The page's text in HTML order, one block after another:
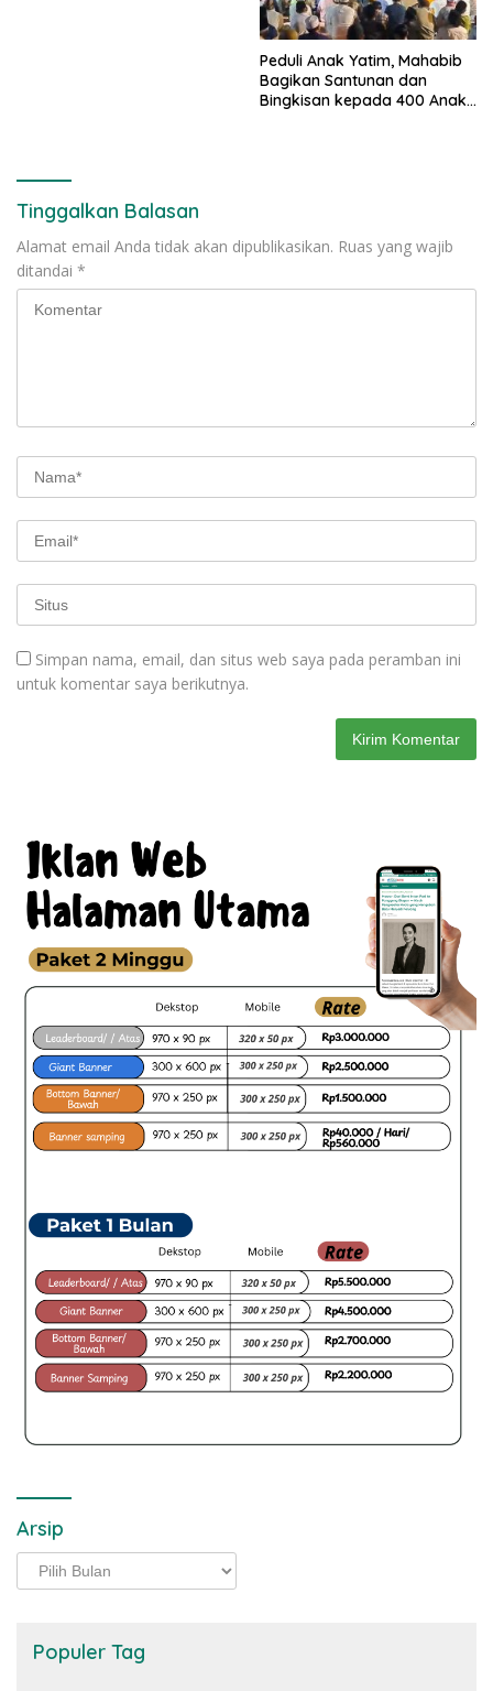
Peduli Anak Yatim, Mahabib
Bagikan Santunan dan
Bingkisan kepada 400 Anak
Tinggalkan Balasan
Alamat email Anda tidak akan dipublikasikan. Ruas yang wajib
ditandai *
Simpan nama, email, dan situs web saya pada peramban ini
untuk komentar saya berikutnya.
Arsip
Arsip
Populer Tag